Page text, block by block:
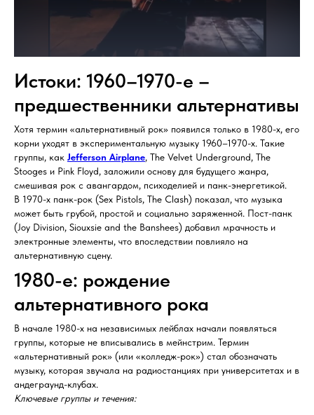
Истоки: 1960–1970-е –
предшественники альтернативы
Хотя термин «альтернативный рок» появился только в 1980-х, его
корни уходят в экспериментальную музыку 1960–1970-х. Такие
группы, как Jefferson Airplane, The Velvet Underground, The
Stooges и Pink Floyd, заложили основу для будущего жанра,
смешивая рок с авангардом, психоделией и панк-энергетикой.
В 1970-х панк-рок (Sex Pistols, The Clash) показал, что музыка
может быть грубой, простой и социально заряженной. Пост-панк
(Joy Division, Siouxsie and the Banshees) добавил мрачность и
электронные элементы, что впоследствии повлияло на
альтернативную сцену.
1980-е: рождение
альтернативного рока
В начале 1980-х на независимых лейблах начали появляться
группы, которые не вписывались в мейнстрим. Термин
«альтернативный рок» (или «колледж-рок») стал обозначать
музыку, которая звучала на радиостанциях при университетах и в
андеграунд-клубах.
Ключевые группы и течения: